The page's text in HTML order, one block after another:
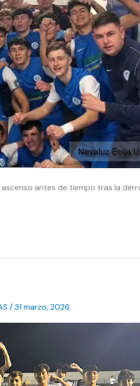
antes de tiempo tras la
/31 marzo, 2026